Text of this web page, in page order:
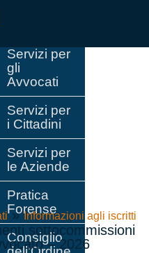
Servizi per
gli
Avvocati
Servizi per
i Cittadini
Servizi per
le Aziende
Pratica
Forense
Consiglio
»Informazioni agli iscritti
sottocommissioni
– 2026